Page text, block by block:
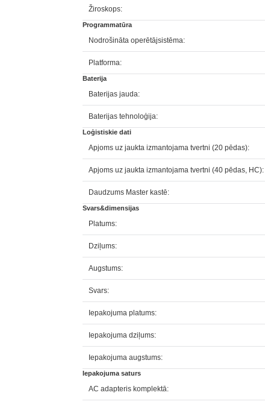
Žiroskops:
Programmatūra
Nodrošināta operētājsistēma:
Platforma:
Baterija
Baterijas jauda:
Baterijas tehnoloģija:
Loģistiskie dati
Apjoms uz jaukta izmantojama tvertni (20 pēdas):
Apjoms uz jaukta izmantojama tvertni (40 pēdas, HC):
Daudzums Master kastē:
Svars&dimensijas
Platums:
Dziļums:
Augstums:
Svars:
Iepakojuma platums:
Iepakojuma dziļums:
Iepakojuma augstums:
Iepakojuma saturs
AC adapteris komplektā: